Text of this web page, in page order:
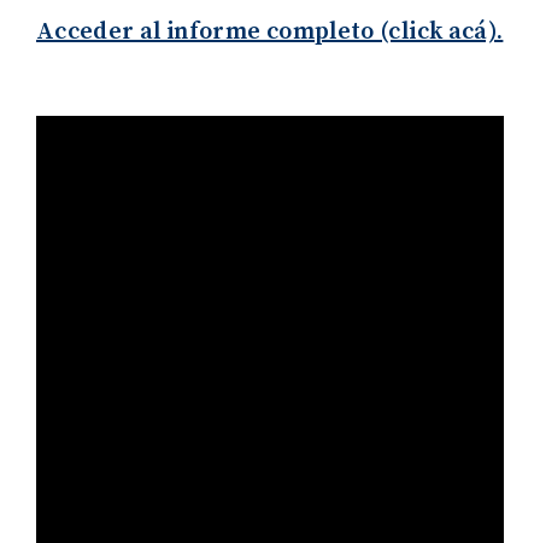
Acceder al informe completo (click acá).